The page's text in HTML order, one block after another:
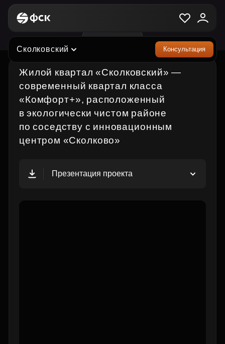
Сколковский Консультация
ЖК «Сколковский»
Жилой квартал «Сколковский» —
современный квартал класса
«Комфорт+», расположенный
в экологически чистом районе
по соседству с инновационным
центром «Сколково»
Презентация проекта